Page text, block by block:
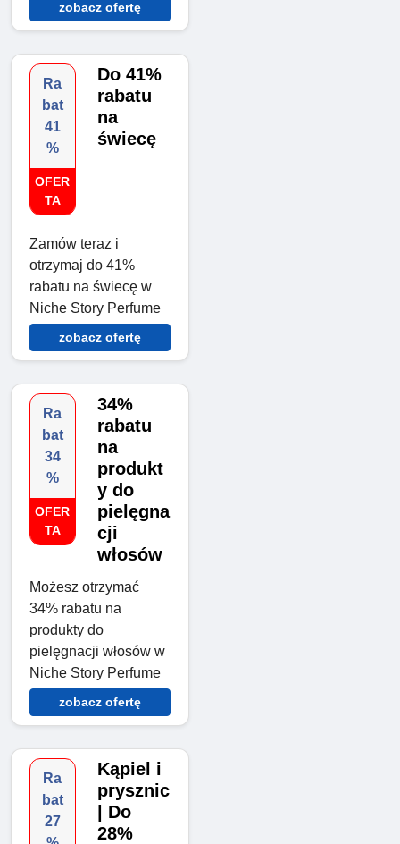
zobacz ofertę
Ra
bat
41
%
OFER
TA
Do 41%
rabatu
na
świecę
Zamów teraz i
otrzymaj do 41%
rabatu na świecę w
Niche Story Perfume
zobacz ofertę
Ra
bat
34
%
OFER
TA
34%
rabatu
na
produkt
y do
pielęgna
cji
włosów
Możesz otrzymać
34% rabatu na
produkty do
pielęgnacji włosów w
Niche Story Perfume
zobacz ofertę
Ra
bat
27
Kąpiel i
prysznic
| Do
28%